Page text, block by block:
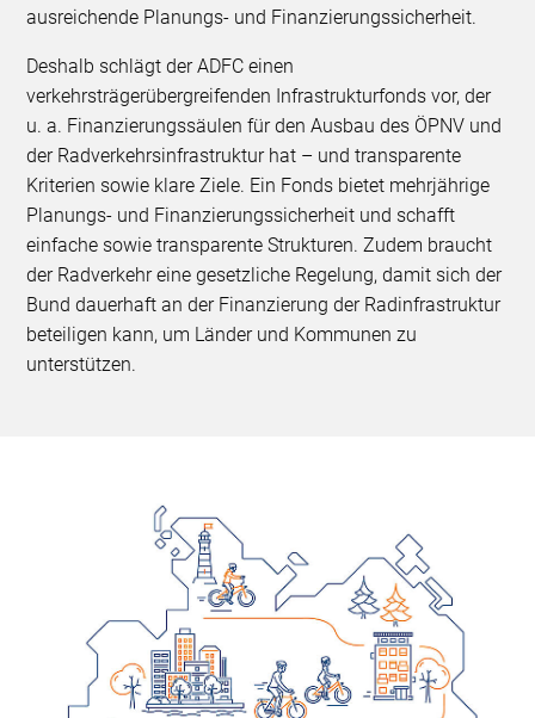
ausreichende Planungs- und Finanzierungssicherheit.
Deshalb schlägt der ADFC einen
verkehrsträgerübergreifenden Infrastrukturfonds vor, der
u. a. Finanzierungssäulen für den Ausbau des ÖPNV und
der Radverkehrsinfrastruktur hat – und transparente
Kriterien sowie klare Ziele. Ein Fonds bietet mehrjährige
Planungs- und Finanzierungssicherheit und schafft
einfache sowie transparente Strukturen. Zudem braucht
der Radverkehr eine gesetzliche Regelung, damit sich der
Bund dauerhaft an der Finanzierung der Radinfrastruktur
beteiligen kann, um Länder und Kommunen zu
unterstützen.